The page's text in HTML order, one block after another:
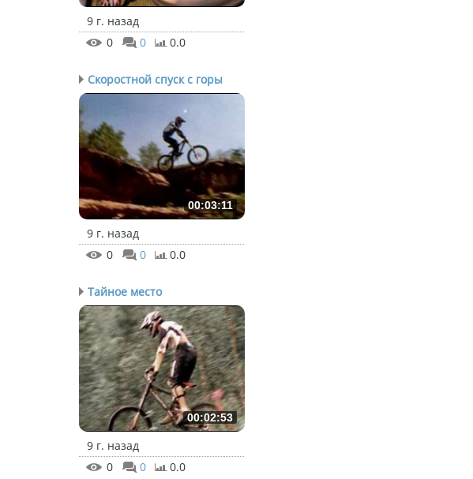
9 г. назад
0
0 0.0
Скоростной спуск с горы
00:03:11
9 г. назад
0
0 0.0
Тайное место
00:02:53
9 г. назад
0
0 0.0